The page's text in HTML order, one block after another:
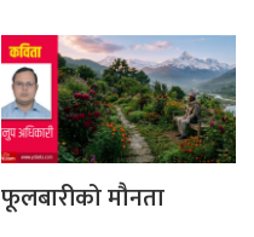
फूलबारीको मौनता